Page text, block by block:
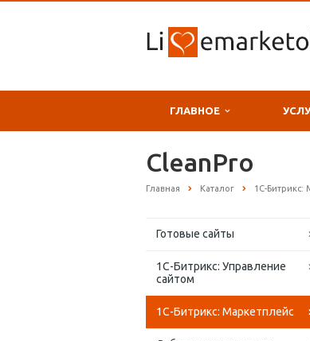
ГЛАВНОЕ
CleanPro
Главная Каталог 1С-Битрикс:
Готовые сайты
1С-Битрикс: Управление
сайтом
1С-Битрикс: Маркетплейс